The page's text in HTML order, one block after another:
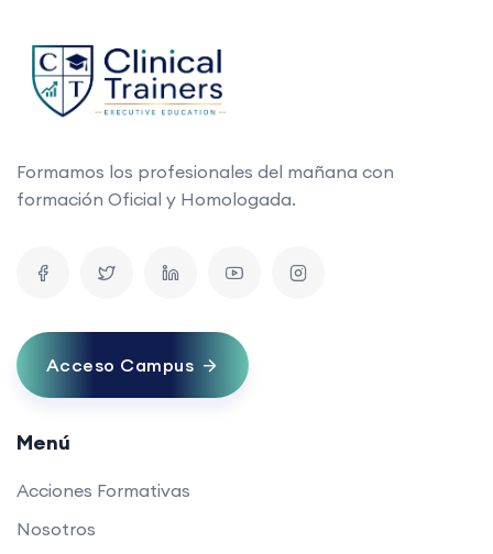
Formamos los profesionales del mañana con
formación Oficial y Homologada.
Acceso Campus
Menú
Acciones Formativas
Nosotros